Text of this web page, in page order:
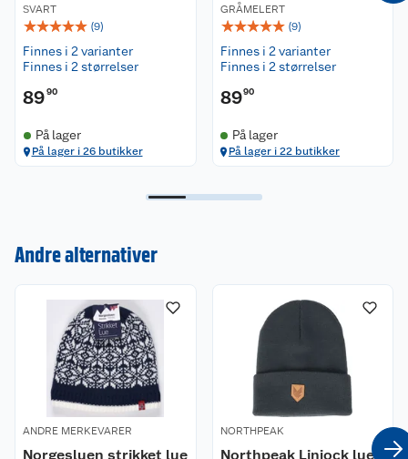
SVART
☆☆☆☆☆ (9)
Finnes i 2 varianter
Finnes i 2 størrelser
8990
På lager
På lager i 26 butikker
GRÅMELERT
☆☆☆☆☆ (9)
Finnes i 2 varianter
Finnes i 2 størrelser
8990
På lager
På lager i 22 butikker
Andre alternativer
ANDRE MERKEVARER
Norgesluen strikket lue
NORTHPEAK
Northpeak Linjock lue
Om oss
Våre butikker
Våre merkevarer
Coop kjeder
Kontakt oss
Angre- og returrett
Reklamasjon og garanti
Ofte stilte spørsmål
Betalingsalternativer